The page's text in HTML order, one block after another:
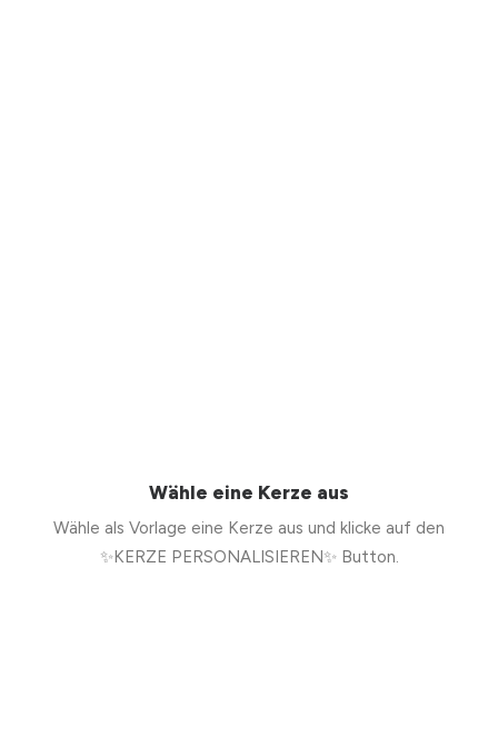
Wähle eine Kerze aus
Wähle als Vorlage eine Kerze aus und klicke auf den
✨KERZE PERSONALISIEREN✨ Button.